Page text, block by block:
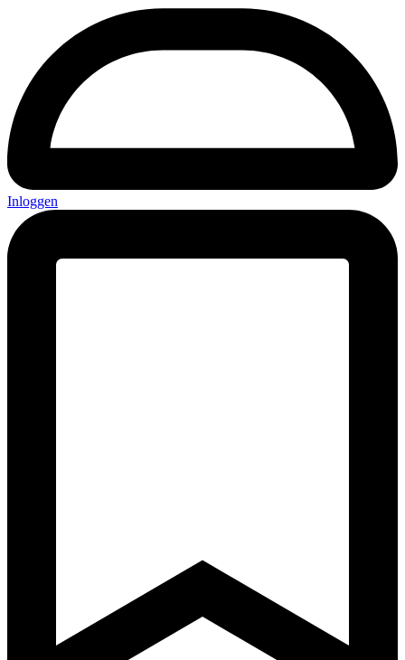
Inloggen